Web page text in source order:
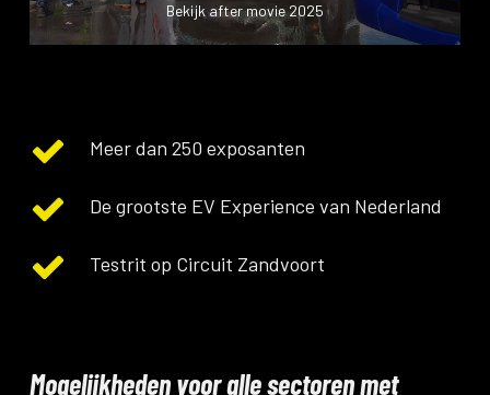
Bekijk after movie 2025
Meer dan 250 exposanten
De grootste EV Experience van Nederland
Testrit op Circuit Zandvoort
Mogelijkheden voor alle sectoren met